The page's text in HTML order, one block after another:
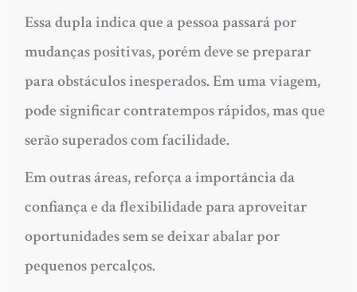
Essa dupla indica que a pessoa passará por
mudanças positivas, porém deve se preparar
para obstáculos inesperados. Em uma viagem,
pode significar contratempos rápidos, mas que
serão superados com facilidade.
Em outras áreas, reforça a importância da
confiança e da flexibilidade para aproveitar
oportunidades sem se deixar abalar por
pequenos percalços.